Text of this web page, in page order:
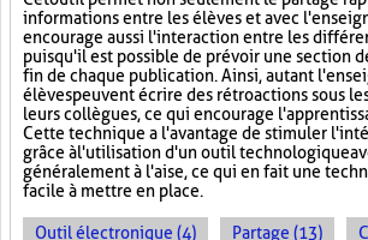
informations entre les élèves et avec
encourage aussi l'interaction entre les
puisqu'il est possible de prévoir une section
fin de chaque publication. Ainsi, autant
élèves peuvent écrire des rétroactions sous
leurs collègues, ce qui encourage
Cette technique a l'avantage de stimuler
grâce à l'utilisation d'un outil technologique
généralement à l'aise, ce qui en fait une
facile à mettre en place.
Outil électronique (4) Partage (13)